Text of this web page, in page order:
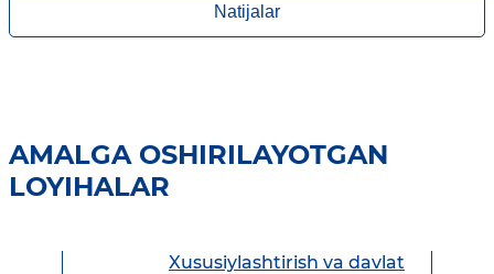
Natijalar
AMALGA OSHIRILAYOTGAN
LOYIHALAR
Xususiylashtirish va davlat